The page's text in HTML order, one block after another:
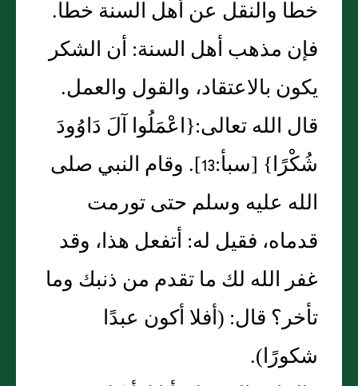
خطأ والنقل عن أهل السنة خطأ‏.‏
فإن مذهب أهل السنة‏:‏ أن الشكر
يكون بالاعتقاد، والقول والعمل‏.‏
قال الله تعالى‏:‏‏{‏اعْمَلُوا آلَ دَاوُودَ
شُكْرًا‏}‏ ‏[‏سبأ‏:‏13‏]‏‏.‏ وقام النبي صلى
الله عليه وسلم حتى تورمت
قدماه، فقيل له‏:‏ أتفعل هذا، وقد
غفر الله لك ما تقدم من ذنبك وما
تأخر‏؟‏ قال‏:‏ ‏(‏أفلا أكون عبدًا
شكورًا‏)‏‏.‏